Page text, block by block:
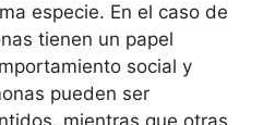
especie. En el caso de
tienen un papel
social y
pueden ser